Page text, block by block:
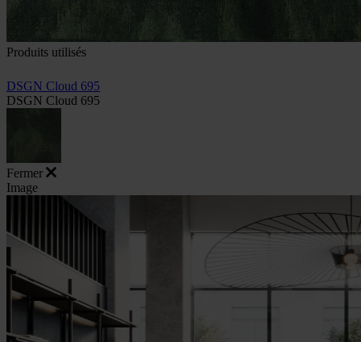
Produits utilisés
DSGN Cloud 695
DSGN Cloud 695
Fermer
Image